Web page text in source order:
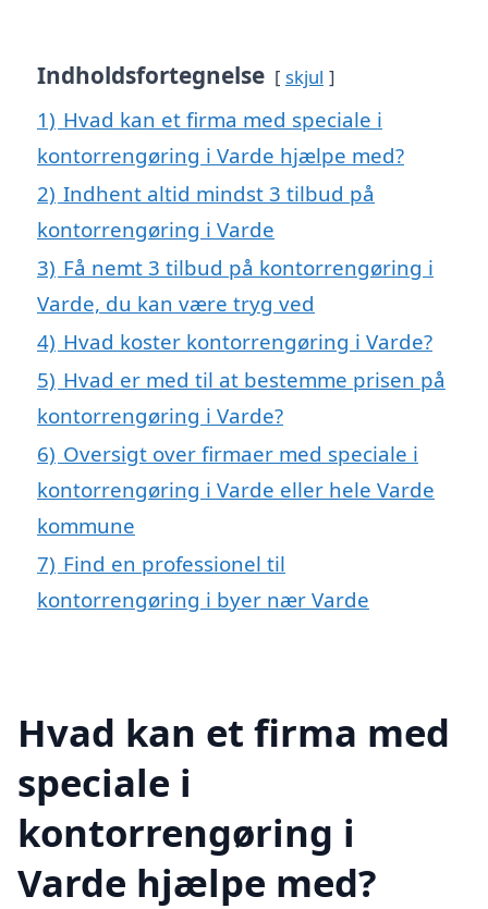
Indholdsfortegnelse skjul
1) Hvad kan et firma med speciale i
kontorrengøring i Varde hjælpe med?
2) Indhent altid mindst 3 tilbud på
kontorrengøring i Varde
3) Få nemt 3 tilbud på kontorrengøring i
Varde, du kan være tryg ved
4) Hvad koster kontorrengøring i Varde?
5) Hvad er med til at bestemme prisen på
kontorrengøring i Varde?
6) Oversigt over firmaer med speciale i
kontorrengøring i Varde eller hele Varde
kommune
7) Find en professionel til
kontorrengøring i byer nær Varde
Hvad kan et firma med
speciale i
kontorrengøring i
Varde hjælpe med?